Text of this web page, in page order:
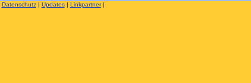
Datenschutz| Updates| Linkpartner|